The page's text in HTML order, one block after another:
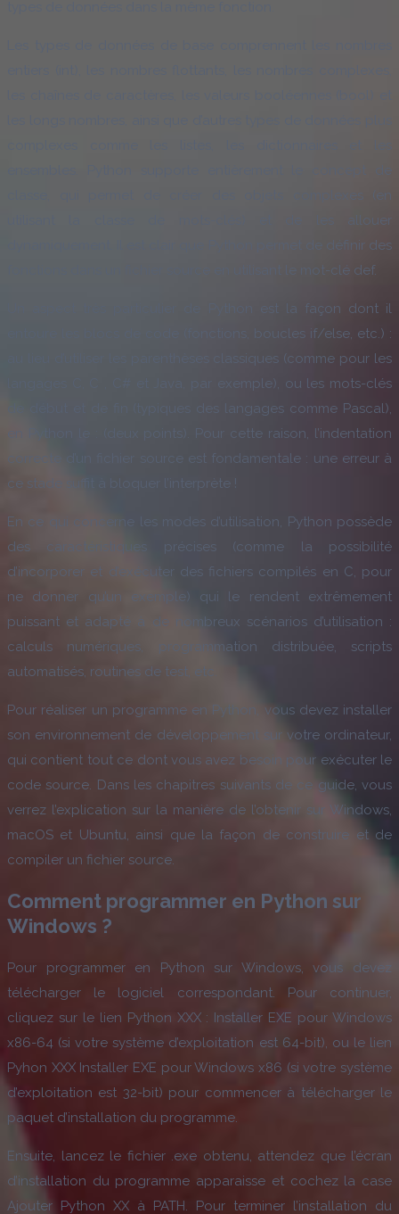
classe, qui permet de créer des objets complexes (en
utilisant la classe de mots-clés) et de les allouer
dynamiquement. Il est clair que Python permet de définir des
fonctions dans un fichier source en utilisant le mot-clé def.
Un aspect très particulier de Python est la façon dont il
entoure les blocs de code (fonctions, boucles if/else, etc.) :
au lieu d’utiliser les parenthèses classiques (comme pour les
langages C, C , C# et Java, par exemple), ou les mots-clés
de début et de fin (typiques des langages comme Pascal),
en Python le : (deux points). Pour cette raison, l’indentation
correcte d’un fichier source est fondamentale : une erreur à
ce stade suffit à bloquer l’interprète !
En ce qui concerne les modes d’utilisation, Python possède
des caractéristiques précises (comme la possibilité
d’incorporer et d’exécuter des fichiers compilés en C, pour
ne donner qu’un exemple) qui le rendent extrêmement
puissant et adapté à de nombreux scénarios d’utilisation :
calculs numériques, programmation distribuée, scripts
automatisés, routines de test, etc.
Pour réaliser un programme en Python, vous devez installer
son environnement de développement sur votre ordinateur,
qui contient tout ce dont vous avez besoin pour exécuter le
code source. Dans les chapitres suivants de ce guide, vous
verrez l’explication sur la manière de l’obtenir sur Windows,
macOS et Ubuntu, ainsi que la façon de construire et de
compiler un fichier source.
Comment programmer en Python sur
Windows ?
Pour programmer en Python sur Windows, vous devez
télécharger le logiciel correspondant. Pour continuer,
cliquez sur le lien Python XXX : Installer EXE pour Windows
x86-64 (si votre système d’exploitation est 64-bit), ou le lien
Pyhon XXX Installer EXE pour Windows x86 (si votre système
d’exploitation est 32-bit) pour commencer à télécharger le
paquet d’installation du programme.
Ensuite, lancez le fichier .exe obtenu, attendez que l’écran
d’installation du programme apparaisse et cochez la case
Ajouter Python XX à PATH. Pour terminer l’installation du